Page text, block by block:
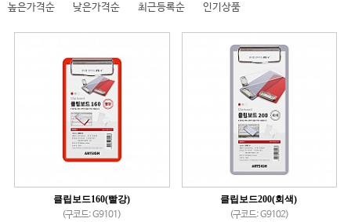
높은가격순 낮은가격순 최근등록순 인기상품
클립보드160(빨강)
(구코드: G9101)
클립보드200(회색)
(구코드: G9102)